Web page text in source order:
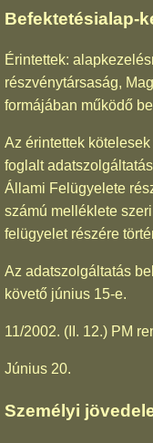
Befektetésialap-
Érintettek:
részvénytársaság,
formájában működő
Az érintettek
foglalt
Állami Felügyelete
számú melléklete
felügyelet részére
Az adatszolgáltatás
követő június 15-e.
11/2002. (II. 12.) PM
Június 20.
Személyi